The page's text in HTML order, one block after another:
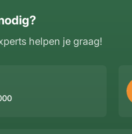
helpen je graag!